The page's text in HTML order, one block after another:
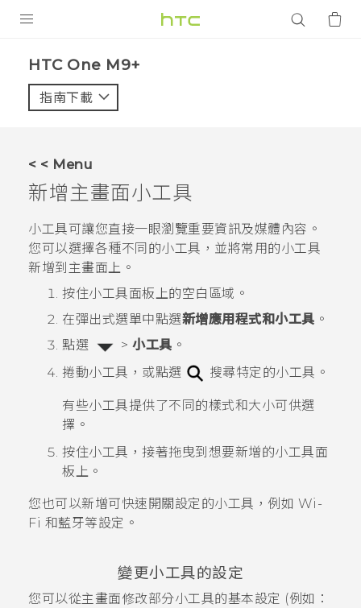
VIVE
應用程式
支援服務
HTC One M9+‎
指南下載
< < Menu
新增主畫面小工具
小工具可讓您直接一眼瀏覽重要資訊及媒體內容。
您可以選擇各種不同的小工具，並將常用的小工具
新增到主畫面上。
按住小工具面板上的空白區域。
在彈出式選單中點選新增應用程式和小工具 。
點選
> 小工具 。
捲動小工具，或點選
搜尋特定的小工具。
有些小工具提供了不同的樣式和大小可供選
擇。
按住小工具，接著拖曳到想要新增的小工具面
板上。
您也可以新增可快速開關設定的小工具，例如 Wi-
Fi 和藍牙等設定。
變更小工具的設定
您可以從主畫面修改部分小工具的基本設定 (例如：